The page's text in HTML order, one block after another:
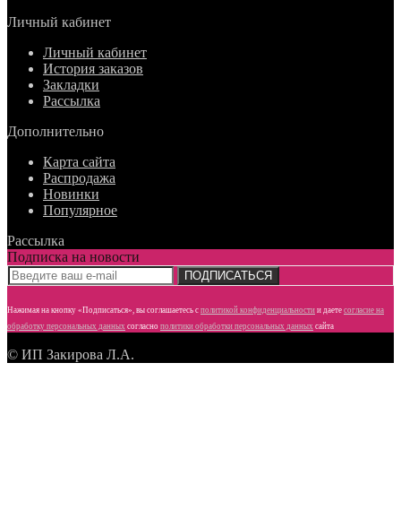
Личный кабинет
Личный кабинет
История заказов
Закладки
Рассылка
Дополнительно
Карта сайта
Распродажа
Новинки
Популярное
Рассылка
Подписка на новости
ПОДПИСАТЬСЯ
Нажимая на кнопку «Подписаться», вы соглашаетесь с политикой конфиденциальности и даете согласие на
обработку персональных данных согласно политики обработки персональных данных сайта
© ИП Закирова Л.А.